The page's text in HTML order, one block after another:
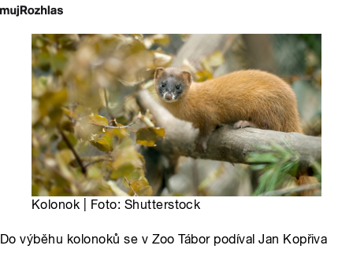
Kolonok | Foto: Shutterstock
Do výběhu kolonoků se v Zoo Tábor podíval Jan Kopřiva